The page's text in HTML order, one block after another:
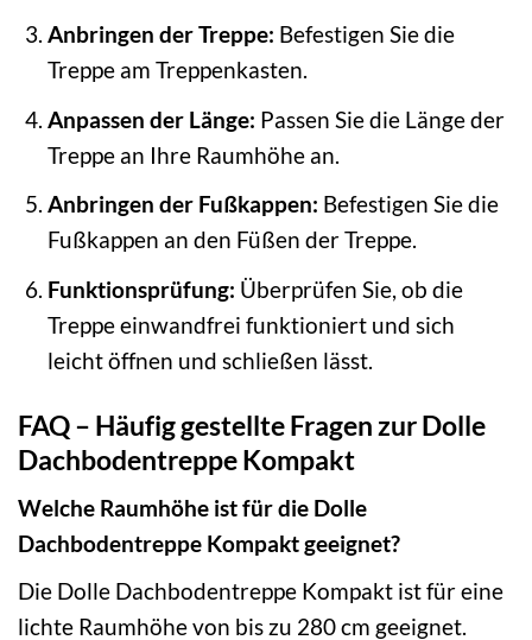
Anbringen der Treppe: Befestigen Sie die
Treppe am Treppenkasten.
Anpassen der Länge: Passen Sie die Länge der
Treppe an Ihre Raumhöhe an.
Anbringen der Fußkappen: Befestigen Sie die
Fußkappen an den Füßen der Treppe.
Funktionsprüfung: Überprüfen Sie, ob die
Treppe einwandfrei funktioniert und sich
leicht öffnen und schließen lässt.
FAQ – Häufig gestellte Fragen zur Dolle
Dachbodentreppe Kompakt
Welche Raumhöhe ist für die Dolle
Dachbodentreppe Kompakt geeignet?
Die Dolle Dachbodentreppe Kompakt ist für eine
lichte Raumhöhe von bis zu 280 cm geeignet.